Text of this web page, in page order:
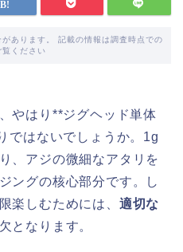
あります。 記載の情報は調査時点での
ください
やはり**ジグヘッド単体
ではないでしょうか。1g
、アジの微細なアタリを
ングの核心部分です。し
楽しむためには、 適切な
となります。